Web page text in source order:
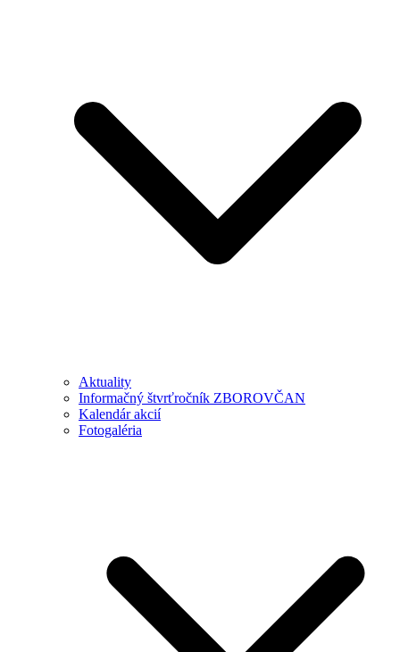
Aktuality
Informačný štvrťročník ZBOROVČAN
Kalendár akcií
Fotogaléria